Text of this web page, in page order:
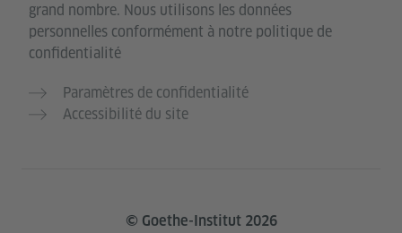
grand nombre. Nous utilisons les données
personnelles conformément à notre politique de
confidentialité
Paramètres de confidentialité
Accessibilité du site
© Goethe-Institut 2026